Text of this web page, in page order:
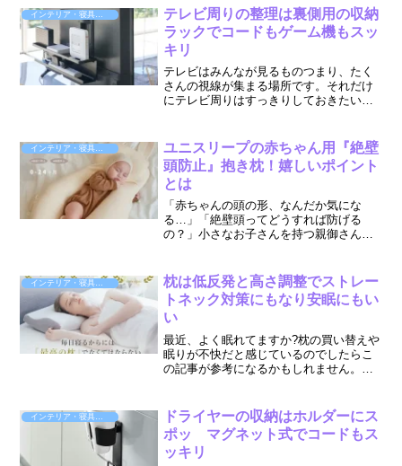
ヒンヤリを楽しめます。それでこの価格
なら「買い」でしょう。
テレビ周りの整理は裏側用の収納
ラックでコードもゲーム機もスッ
キリ
テレビはみんなが見るものつまり、たく
さんの視線が集まる場所です。それだけ
にテレビ周りはすっきりしておきたいで
ん。結局棚への置き方もきちんと置かな
いと、見栄えが良くないか...
インテリア・寝具・収納
ユニスリープの赤ちゃん用『絶壁
頭防止』抱き枕！嬉しいポイント
とは
「赤ちゃんの頭の形、なんだか気にな
る…」「絶壁頭ってどうすれば防げる
の？」小さなお子さんを持つ親御さんな
な悩みを解決してくれるかもしれないア
イテム、ユニスリープの赤ちゃ...
枕は低反発と高さ調整でストレー
トネック対策にもなり安眠にもい
い
最近、よく眠れてますか?枕の買い替えや
眠りが不快だと感じているのでしたらこ
の記事が参考になるかもしれません。人
ても大事です。昔ながらの『そば殻枕』
も人気ですが身...
ドライヤーの収納はホルダーにス
ポッ マグネット式でコードもス
ッキリ